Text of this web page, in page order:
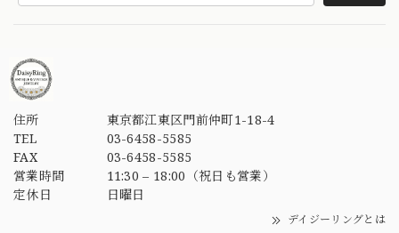
住所
東京都江東区門前仲町1-18-4
TEL
03-6458-5585
FAX
03-6458-5585
営業時間
11:30 – 18:00（祝日も営業）
定休日
日曜日
デイジーリングとは